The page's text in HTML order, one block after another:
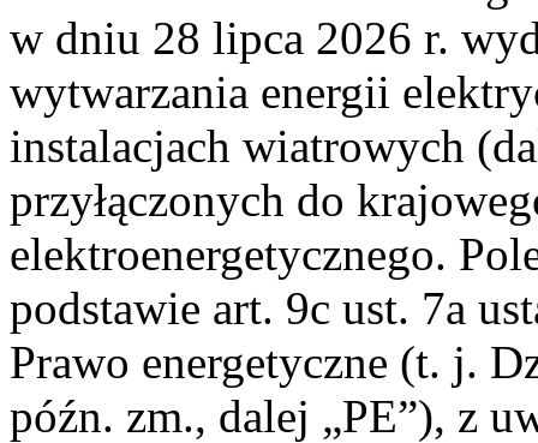
w dniu 28 lipca 2026 r.
wytwarzania energii
instalacjach wiatrowych
przyłączonych do
elektroenergetycznego.
podstawie art. 9c ust. 7a
Prawo energetyczne (t. j.
późn. zm., dalej „PE”), z